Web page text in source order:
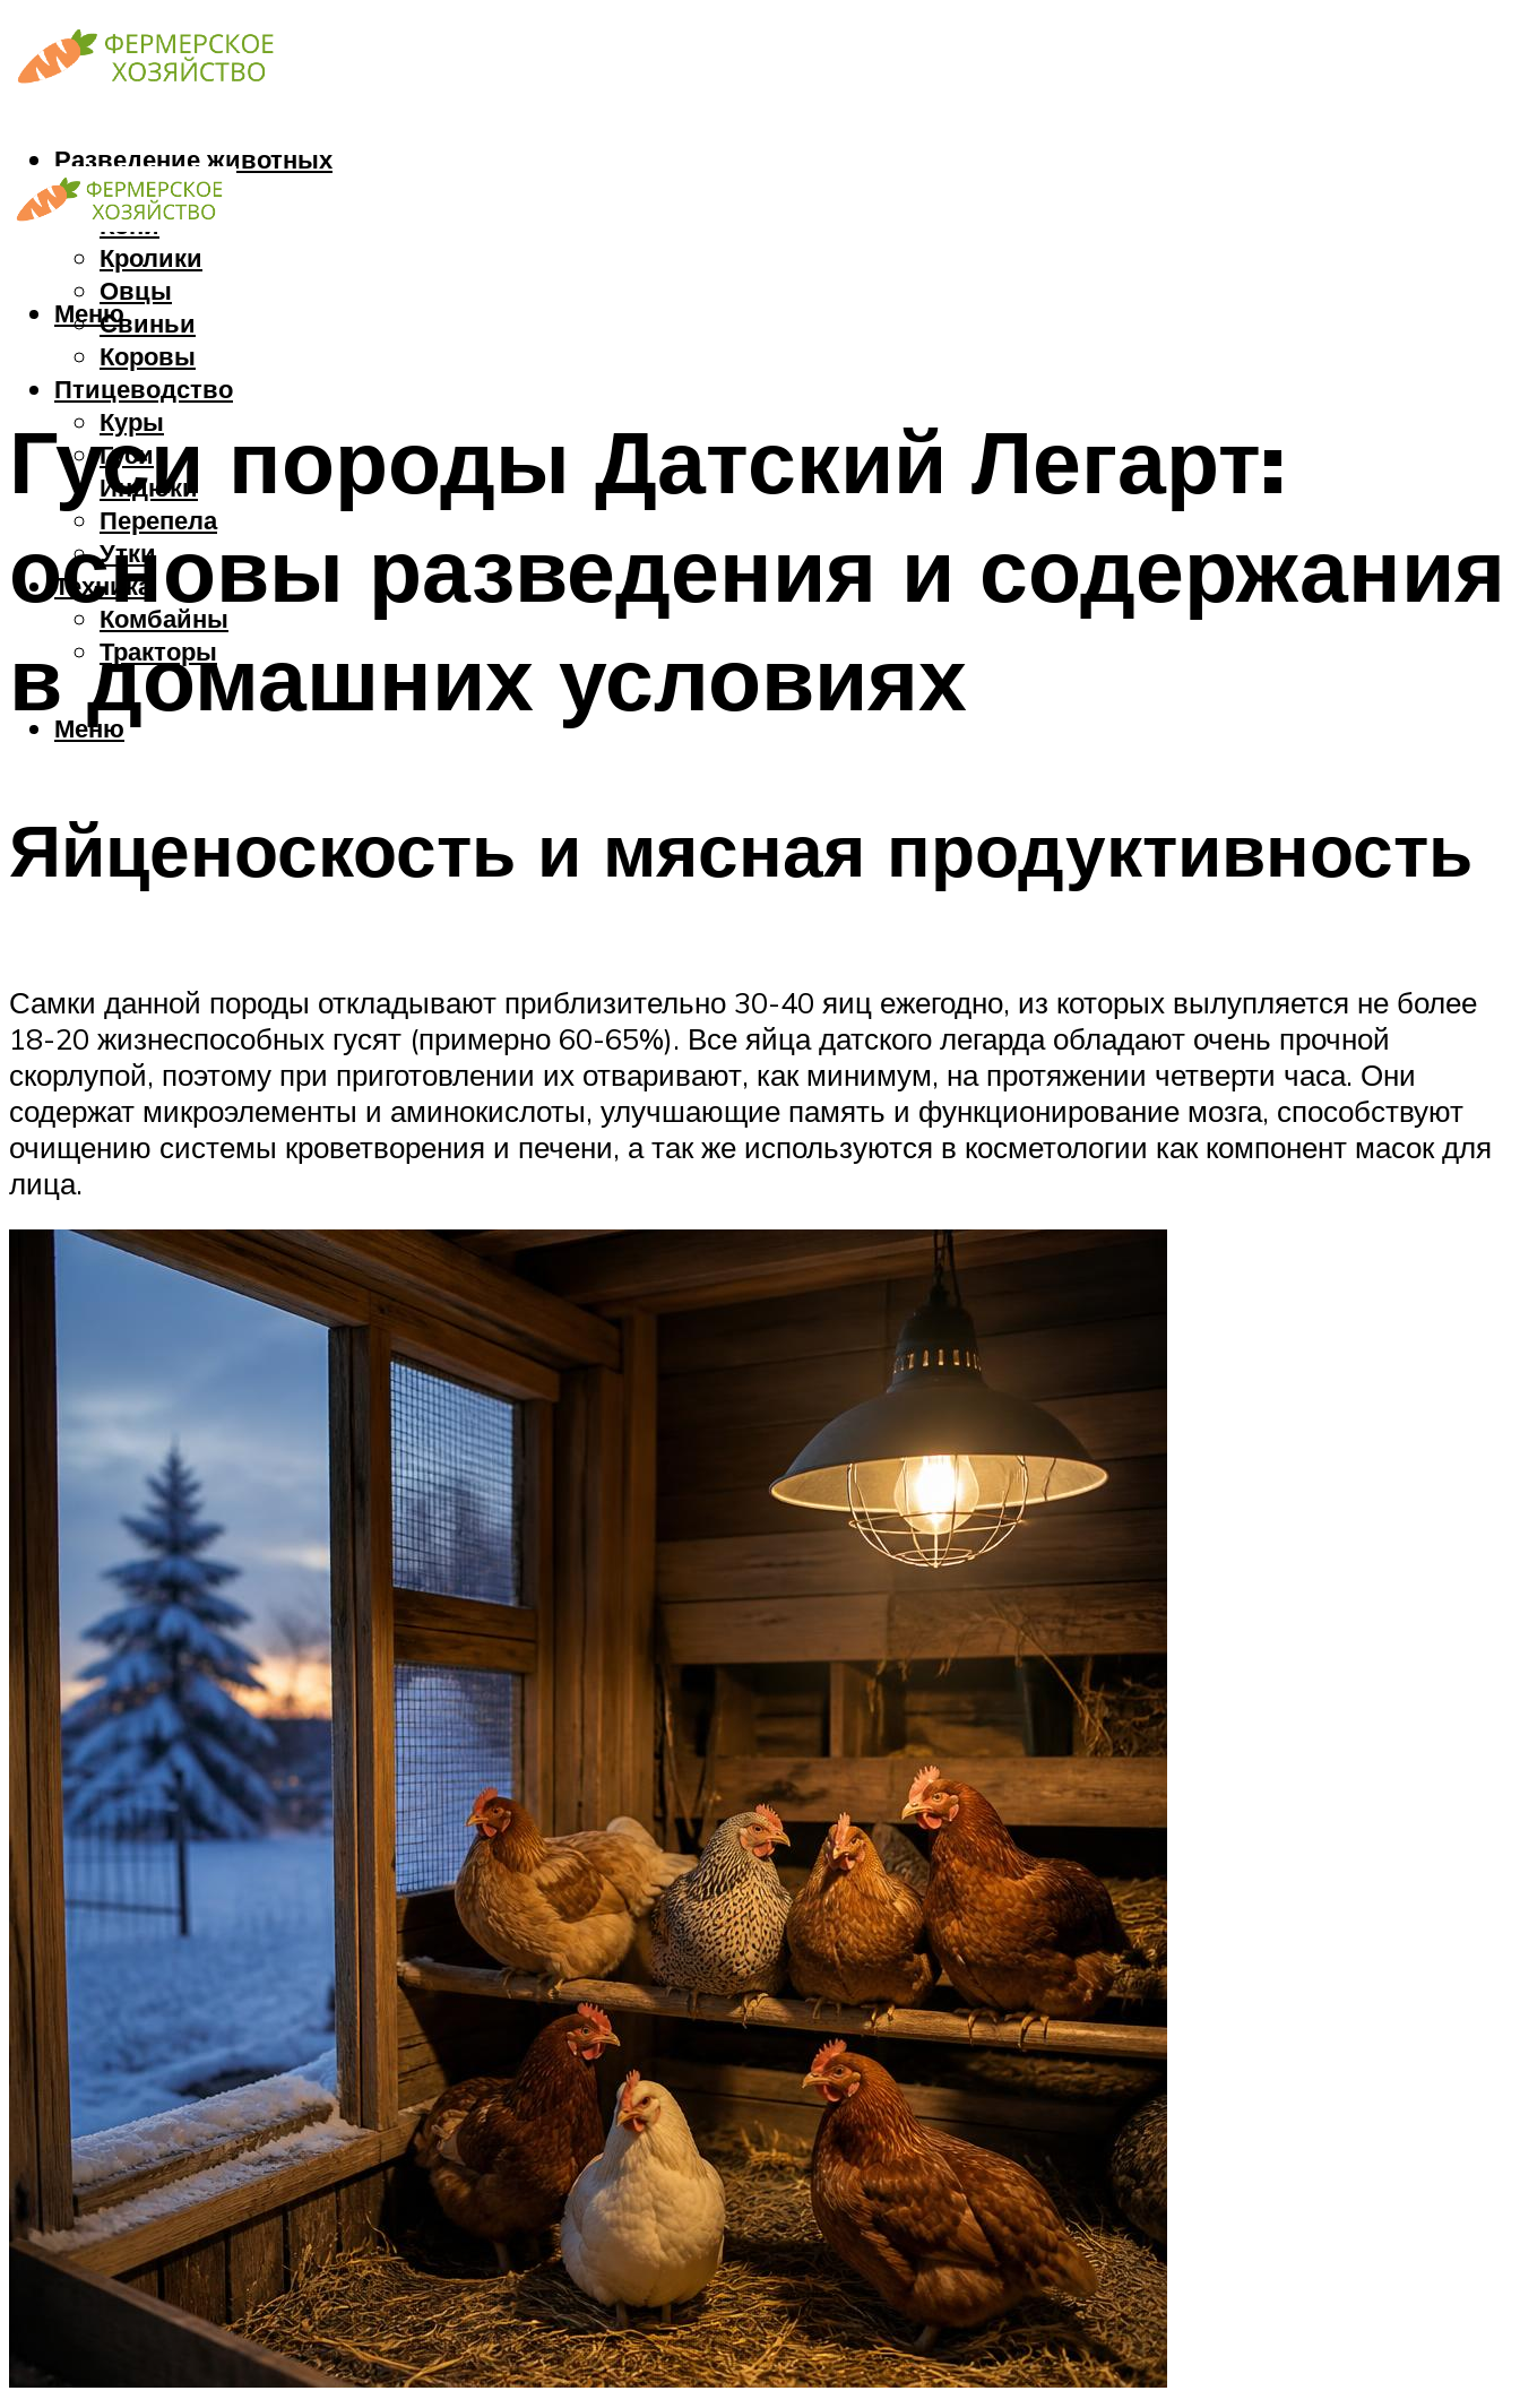
Разведение животных
Козы
Кони
Кролики
Овцы
Свиньи
Коровы
Птицеводство
Куры
Гуси
Индюки
Перепела
Утки
Техника
Комбайны
Тракторы
Меню
Меню
Гуси породы Датский Легарт:
основы разведения и содержания
в домашних условиях
Яйценоскость и мясная продуктивность
Самки данной породы откладывают приблизительно 30-40 яиц ежегодно, из которых вылупляется не более
18-20 жизнеспособных гусят (примерно 60-65%). Все яйца датского легарда обладают очень прочной
скорлупой, поэтому при приготовлении их отваривают, как минимум, на протяжении четверти часа. Они
содержат микроэлементы и аминокислоты, улучшающие память и функционирование мозга, способствуют
очищению системы кроветворения и печени, а так же используются в косметологии как компонент масок для
лица.